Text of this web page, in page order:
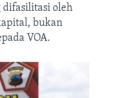
difasilitasi oleh
bukan
VOA.